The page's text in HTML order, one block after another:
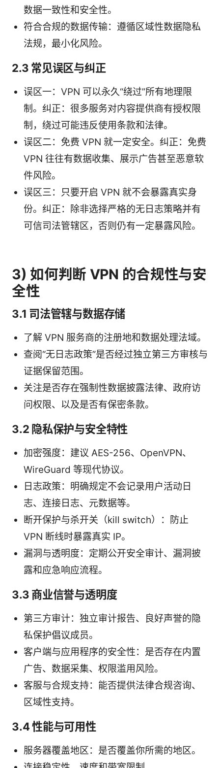
数据一致性和安全性。
符合合规的数据传输：遵循区域性数据隐私
法规，最小化风险。
2.3 常见误区与纠正
误区一：VPN 可以永久“绕过”所有地理限
制。纠正：很多服务对内容提供商有授权限
制，绕过可能违反使用条款和法律。
误区二：免费 VPN 就一定安全。纠正：免费
VPN 往往有数据收集、展示广告甚至恶意软
件风险。
误区三：只要开启 VPN 就不会暴露真实身
份。纠正：除非选择严格的无日志策略并有
可信司法管辖区，否则仍有一定暴露风险。
3) 如何判断 VPN 的合规性与安
全性
3.1 司法管辖与数据存储
了解 VPN 服务商的注册地和数据处理法域。
查阅“无日志政策”是否经过独立第三方审核与
证据保留范围。
关注是否存在强制性数据披露法律、政府访
问权限、以及是否有保密条款。
3.2 隐私保护与安全特性
加密强度：建议 AES-256、OpenVPN、
WireGuard 等现代协议。
日志政策：明确规定不会记录用户活动日
志、连接日志、元数据等。
断开保护与杀开关（kill switch）：防止
VPN 断线时暴露真实 IP。
漏洞与透明度：定期公开安全审计、漏洞披
露和应急响应流程。
3.3 商业信誉与透明度
第三方审计：独立审计报告、良好声誉的隐
私保护倡议成员。
客户端与应用程序的安全性：是否存在内置
广告、数据采集、权限滥用风险。
客服与合规支持：能否提供法律合规咨询、
区域性支持。
3.4 性能与可用性
服务器覆盖地区：是否覆盖你所需的地区。